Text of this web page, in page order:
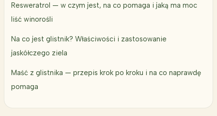
Resweratrol — w czym jest, na co pomaga i jaką ma moc
liść winorośli
Na co jest glistnik? Właściwości i zastosowanie
jaskółczego ziela
Maść z glistnika — przepis krok po kroku i na co naprawdę
pomaga